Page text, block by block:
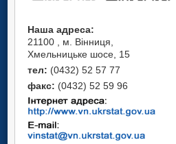
Наша адреса:
21100 , м. Вінниця,
Хмельницьке шосе, 15
тел: (0432) 52 57 77
факс: (0432) 52 59 96